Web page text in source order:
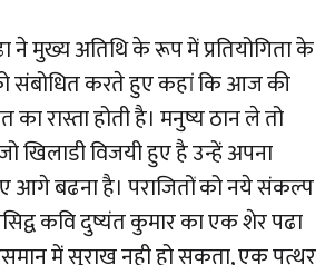
ने मुख्य अतिथि के रूप में प्रतियोगिता के
संबोधित करते हुए कहां कि आज की
रास्ता होती है। मनुष्य ठान ले तो
विजयी हुए है उन्हें अपना
आगे बढना है। पराजितों को नये संकल्प
कवि दुष्यंत कुमार का एक शेर पढा
में सुराख नही हो सकता, एक पत्थर